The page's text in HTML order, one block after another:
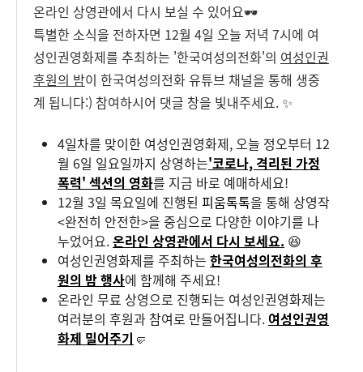
온라인 상영관에서 다시 보실 수 있어요🕶
특별한 소식을 전하자면 12월 4일 오늘 저녁 7시에 여
성인권영화제를 추최하는 '한국여성의전화'의 여성인권
후원의 밤이 한국여성의전화 유튜브 채널을 통해 생중
계 됩니다:) 참여하시어 댓글 창을 빛내주세요. ✨
4일차를 맞이한 여성인권영화제, 오늘 정오부터 12
월 6일 일요일까지 상영하는'코로나, 격리된 가정
폭력' 섹션의 영화를 지금 바로 예매하세요!
12월 3일 목요일에 진행된 피움톡톡을 통해 상영작
<완전히 안전한>을 중심으로 다양한 이야기를 나
누었어요.온라인 상영관에서 다시 보세요. 😆
여성인권영화제를 주최하는 한국여성의전화의 후
원의 밤 행사에 함께해 주세요!
온라인 무료 상영으로 진행되는 여성인권영화제는
여러분의 후원과 참여로 만들어집니다. 여성인권영
화제 밀어주기 🤛